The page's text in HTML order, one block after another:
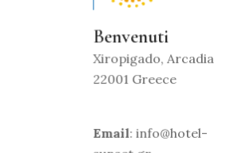
Benvenuti
Xiropigado, Arcadia
22001 Greece
Email: info@hotel-